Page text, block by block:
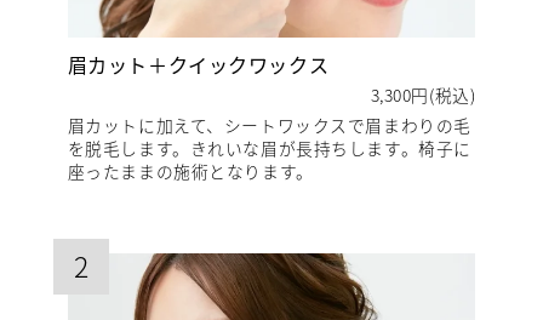
眉カット＋クイックワックス
3,300円(税込)
眉カットに加えて、シートワックスで眉まわりの毛
を脱毛します。きれいな眉が長持ちします。椅子に
座ったままの施術となります。
2